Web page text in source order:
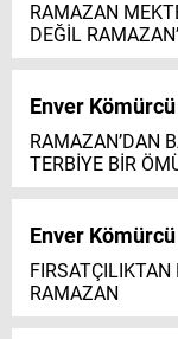
RAMAZAN
DEĞİL
Enver Kömürcü
RAMAZAN’DAN
TERBİYE BİR
Enver Kömürcü
FIRSATÇILIKTAN
RAMAZAN